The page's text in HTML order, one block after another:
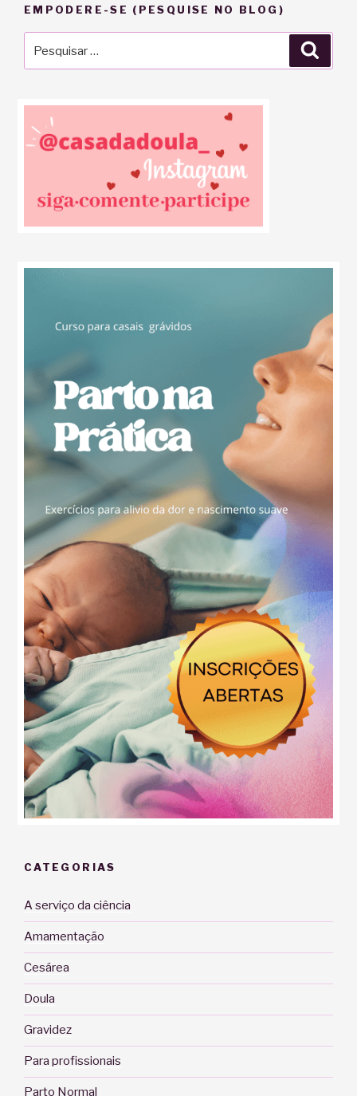
EMPODERE-SE (PESQUISE NO BLOG)
por:
CATEGORIAS
A serviço da ciência
Amamentação
Cesárea
Doula
Gravidez
Para profissionais
Parto Normal